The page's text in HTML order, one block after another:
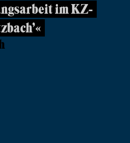
im KZ-